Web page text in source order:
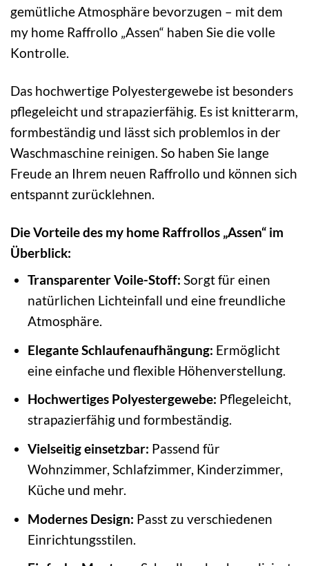
gemütliche Atmosphäre bevorzugen – mit dem
my home Raffrollo „Assen“ haben Sie die volle
Kontrolle.
Das hochwertige Polyestergewebe ist besonders
pflegeleicht und strapazierfähig. Es ist knitterarm,
formbeständig und lässt sich problemlos in der
Waschmaschine reinigen. So haben Sie lange
Freude an Ihrem neuen Raffrollo und können sich
entspannt zurücklehnen.
Die Vorteile des my home Raffrollos „Assen“ im
Überblick:
Transparenter Voile-Stoff: Sorgt für einen
natürlichen Lichteinfall und eine freundliche
Atmosphäre.
Elegante Schlaufenaufhängung: Ermöglicht
eine einfache und flexible Höhenverstellung.
Hochwertiges Polyestergewebe: Pflegeleicht,
strapazierfähig und formbeständig.
Vielseitig einsetzbar: Passend für
Wohnzimmer, Schlafzimmer, Kinderzimmer,
Küche und mehr.
Modernes Design: Passt zu verschiedenen
Einrichtungsstilen.